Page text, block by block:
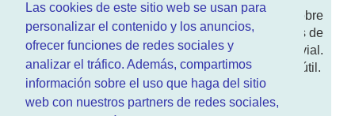
Las cookies de este sitio web se usan para
personalizar el contenido y los anuncios,
ofrecer funciones de redes sociales y
analizar el tráfico. Además, compartimos
información sobre el uso que haga del sitio
web con nuestros partners de redes sociales,
Enwww.RenovarCarnet.comTe contamos sobre
larenovación del permisode conducir, noticias de
actualidad motor y sobre todo seguridad vial.
Ademas tenemos todo tipo de información DGT útil.
¿Quienes somos?